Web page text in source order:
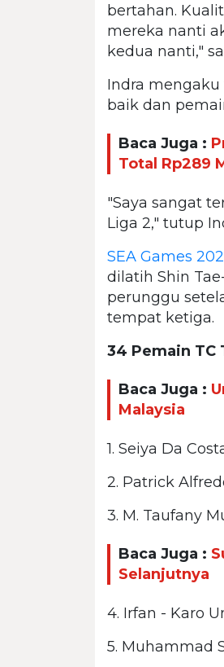
bertahan.
mereka nanti
kedua nanti,"
Indra
baik dan
Baca Juga :
Total Rp289
"Saya sangat
Liga 2," tutup
SEA Games
dilatih Shin
perunggu
tempat ketiga.
34 Pemain TC
Baca Juga :
Malaysia
1. Seiya Da
2. Patrick
3. M. Taufany
Baca Juga :
Selanjutnya
4. Irfan - Karo
5. Muhammad